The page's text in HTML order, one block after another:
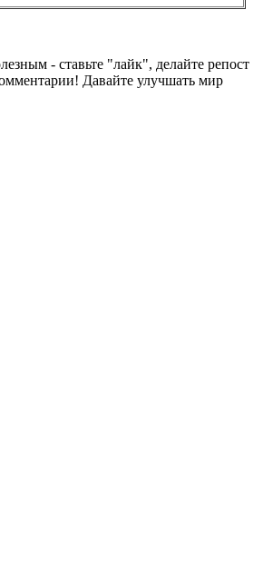
- ставьте "лайк", делайте репост
Давайте улучшать мир